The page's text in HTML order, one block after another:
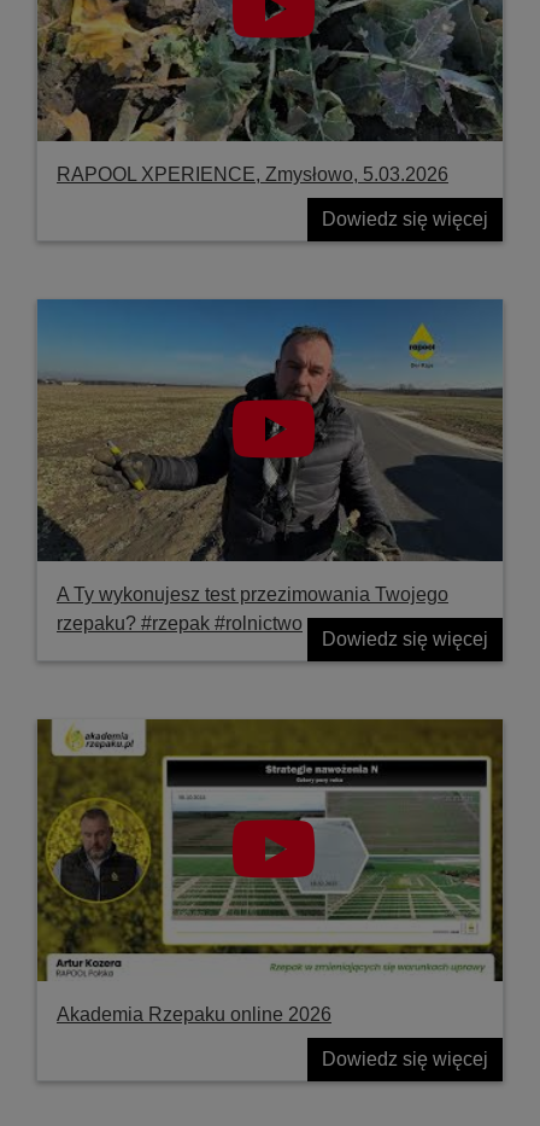
RAPOOL XPERIENCE, Zmysłowo, 5.03.2026
Dowiedz się więcej
A Ty wykonujesz test przezimowania Twojego
rzepaku? #rzepak #rolnictwo
Dowiedz się więcej
Akademia Rzepaku online 2026
Dowiedz się więcej